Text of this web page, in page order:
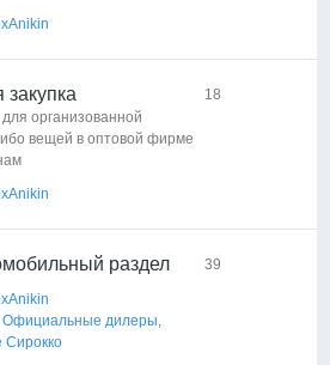
организованной
вещей в оптовой фирме
18
раздел
Официальные дилеры,
Сирокко
39